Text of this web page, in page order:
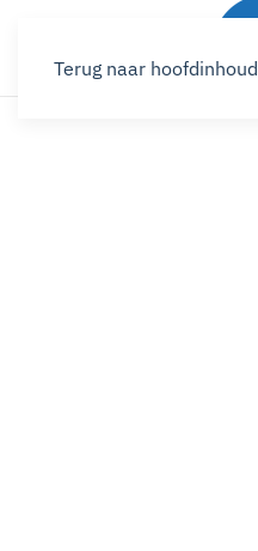
Terug naar hoofdinhoud